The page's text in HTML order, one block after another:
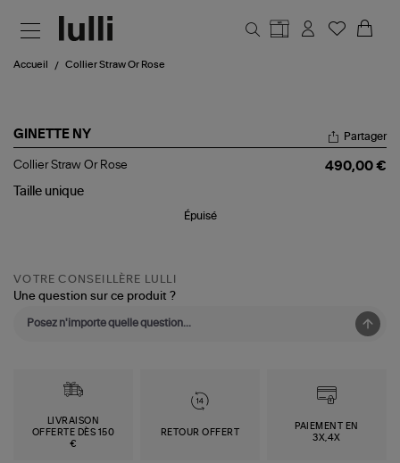
Accueil Collier Straw Or Rose
GINETTE NY
Collier
Or
Partager
Collier Straw Or Rose
490,00 €
Taille unique
Épuisé
VOTRE CONSEILLÈRE LULLI
Une question sur ce produit ?
LIVRAISON
OFFERTE DÈS 150
€
RETOUR OFFERT
PAIEMENT EN
3X,4X